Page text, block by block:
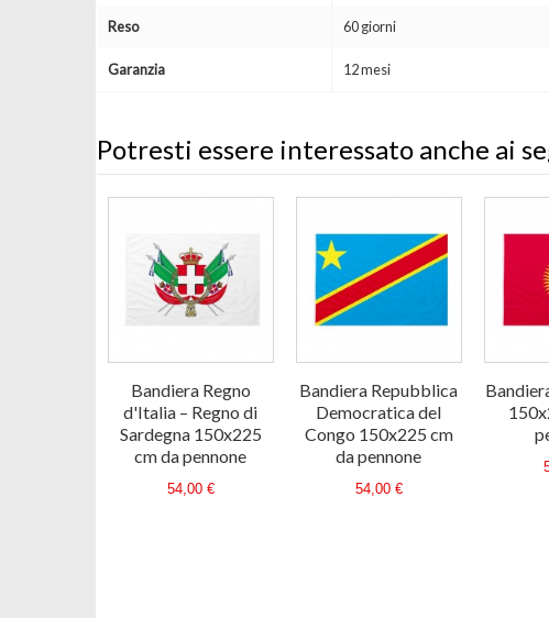
Reso 60 giorni
Garanzia 12 mesi
Potresti essere interessato anche ai
Bandiera Regno
d'Italia – Regno di
Sardegna 150x225
cm da pennone
54,00 €
Bandiera Repubblica
Democratica del
Congo 150x225 cm
da pennone
54,00 €